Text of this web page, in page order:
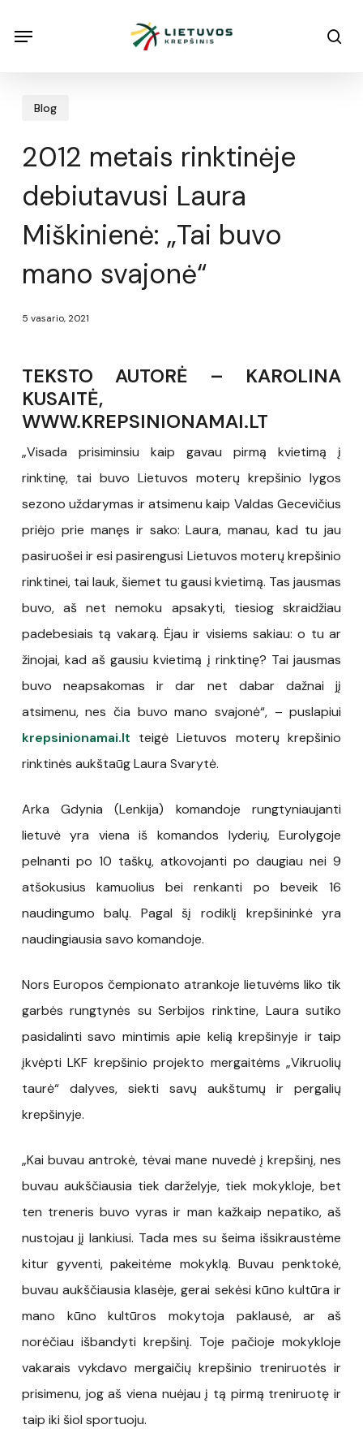
Menu
Blog
2012 metais rinktinėje
debiutavusi Laura
Miškinienė: „Tai buvo
mano svajonė“
5 vasario, 2021
TEKSTO AUTORĖ – KAROLINA
KUSAITĖ,
WWW.KREPSINIONAMAI.LT
„Visada prisiminsiu kaip gavau pirmą kvietimą į
rinktinę, tai buvo Lietuvos moterų krepšinio lygos
sezono uždarymas ir atsimenu kaip Valdas Gecevičius
priėjo prie manęs ir sako: Laura, manau, kad tu jau
pasiruošei ir esi pasirengusi Lietuvos moterų krepšinio
rinktinei, tai lauk, šiemet tu gausi kvietimą. Tas jausmas
buvo, aš net nemoku apsakyti, tiesiog skraidžiau
padebesiais tą vakarą. Ėjau ir visiems sakiau: o tu ar
žinojai, kad aš gausiu kvietimą į rinktinę? Tai jausmas
buvo neapsakomas ir dar net dabar dažnai jį
atsimenu, nes čia buvo mano svajonė“, – puslapiui
krepsinionamai.lt teigė Lietuvos moterų krepšinio
rinktinės aukštaūg Laura Svarytė.
Arka Gdynia (Lenkija) komandoje rungtyniaujanti
lietuvė yra viena iš komandos lyderių, Eurolygoje
pelnanti po 10 taškų, atkovojanti po daugiau nei 9
atšokusius kamuolius bei renkanti po beveik 16
naudingumo balų. Pagal šį rodiklį krepšininkė yra
naudingiausia savo komandoje.
Nors Europos čempionato atrankoje lietuvėms liko tik
garbės rungtynės su Serbijos rinktine, Laura sutiko
pasidalinti savo mintimis apie kelią krepšinyje ir taip
įkvėpti LKF krepšinio projekto mergaitėms „Vikruolių
taurė“ dalyves, siekti savų aukštumų ir pergalių
krepšinyje.
„Kai buvau antrokė, tėvai mane nuvedė į krepšinį, nes
buvau aukščiausia tiek darželyje, tiek mokykloje, bet
ten treneris buvo vyras ir man kažkaip nepatiko, aš
nustojau jį lankiusi. Tada mes su šeima išsikraustėme
kitur gyventi, pakeitėme mokyklą. Buvau penktokė,
buvau aukščiausia klasėje, gerai sekėsi kūno kultūra ir
mano kūno kultūros mokytoja paklausė, ar aš
norėčiau išbandyti krepšinį. Toje pačioje mokykloje
vakarais vykdavo mergaičių krepšinio treniruotės ir
prisimenu, jog aš viena nuėjau į tą pirmą treniruotę ir
taip iki šiol sportuoju.